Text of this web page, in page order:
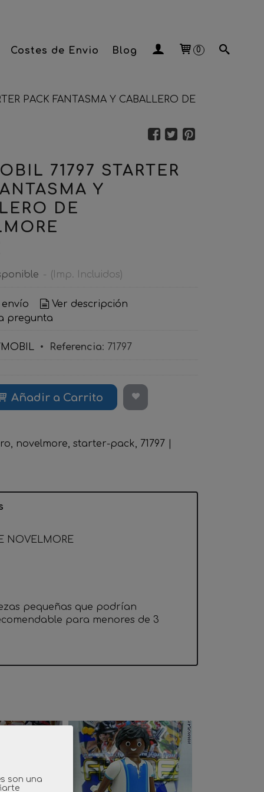
Costes de Envio Blog 0
PACK FANTASMA Y CABALLERO DE
71797 STARTER
Y
DE
- (Imp. Incluidos)
envío
Ver descripción
pregunta
• Referencia: 71797
Añadir a Carrito
novelmore starter-pack 71797
NOVELMORE
pequeñas que podrían
para menores de 3
son una